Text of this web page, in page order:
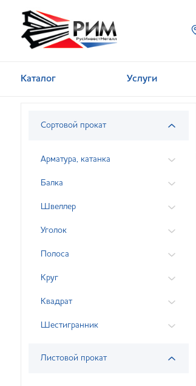
Каталог Услуги
Сортовой прокат
Арматура, катанка
Балка
Швеллер
Уголок
Полоса
Круг
Квадрат
Шестигранник
Листовой прокат